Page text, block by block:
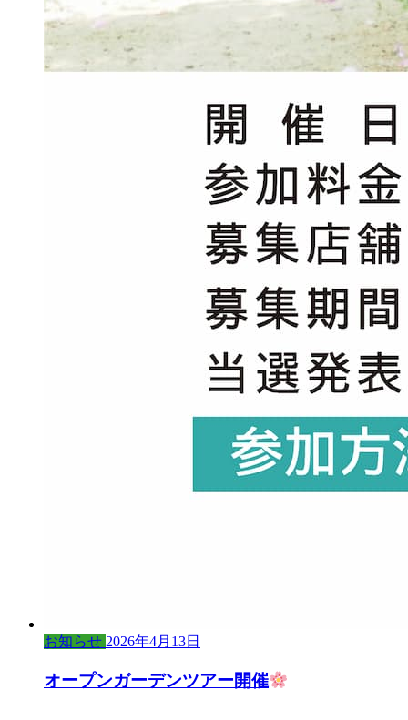
お知らせ 2026年4月13日
オープンガーデンツアー開催